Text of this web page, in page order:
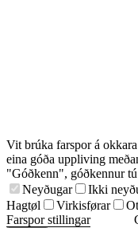
Vit brúka farspor á
eina góða uppliving
"Góðkenn", góðkennur
Neyðugar
Ikki
Hagtøl
Virkisførar
Farspor stillingar